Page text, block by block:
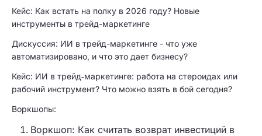
Кейс: Как встать на полку в 2026 году? Новые
инструменты в трейд-маркетинге
Дискуссия: ИИ в трейд-маркетинге - что уже
автоматизировано, и что это дает бизнесу?
Кейс: ИИ в трейд‑маркетинге: работа на стероидах или
рабочий инструмент? Что можно взять в бой сегодня?
Воркшопы:
Воркшоп: Как считать возврат инвестиций в